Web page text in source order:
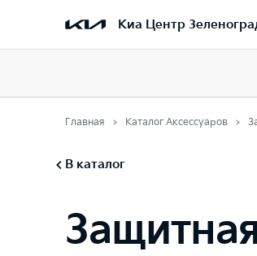
Киа Центр
Главная Каталог Аксессуаров
В каталог